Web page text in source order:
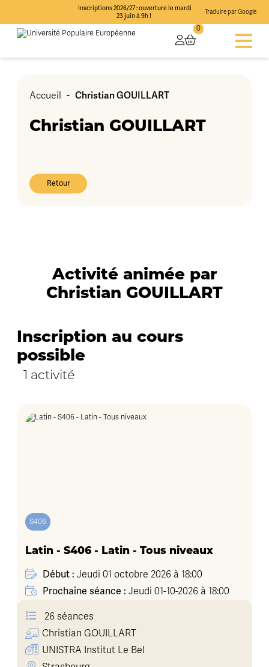
Inscriptions 2026/27 : ouverture le mardi
23 juin à 9h !
Traduire par Google
0
Accueil - Christian GOUILLART
Christian GOUILLART
Retour
Activité animée par
Christian GOUILLART
Inscription au cours
possible
1 activité
S406
Latin - S406 - Latin - Tous niveaux
Début : Jeudi 01 octobre 2026 à 18:00
Prochaine séance : Jeudi 01-10-2026 à 18:00
26 séances
Christian GOUILLART
UNISTRA Institut Le Bel